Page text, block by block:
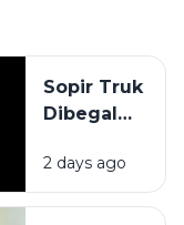
Sopir Truk
Dibegal
di Akses
Suramadu,
2 days ago